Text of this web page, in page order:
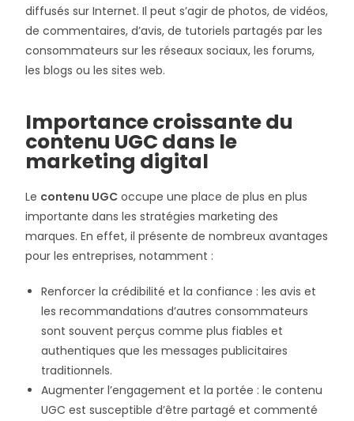
diffusés sur Internet. Il peut s’agir de photos, de vidéos,
de commentaires, d’avis, de tutoriels partagés par les
consommateurs sur les réseaux sociaux, les forums,
les blogs ou les sites web.
Importance croissante du
contenu UGC dans le
marketing digital
Le contenu UGC occupe une place de plus en plus
importante dans les stratégies marketing des
marques. En effet, il présente de nombreux avantages
pour les entreprises, notamment :
Renforcer la crédibilité et la confiance : les avis et
les recommandations d’autres consommateurs
sont souvent perçus comme plus fiables et
authentiques que les messages publicitaires
traditionnels.
Augmenter l’engagement et la portée : le contenu
UGC est susceptible d’être partagé et commenté